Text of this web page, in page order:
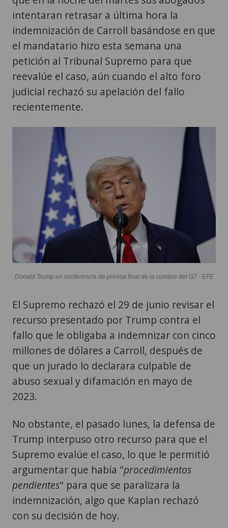
intentaran retrasar a última hora la
indemnización de Carroll basándose en que
el mandatario hizo esta semana una
petición al Tribunal Supremo para que
reevalúe el caso, aún cuando el alto foro
judicial rechazó su apelación del fallo
recientemente.
Donald Trump en conferencia de prensa final de la cumbre del G7 - EFE
El Supremo rechazó el 29 de junio revisar el
recurso presentado por Trump contra el
fallo que le obligaba a indemnizar con cinco
millones de dólares a Carroll, después de
que un jurado lo declarara culpable de
abuso sexual y difamación en mayo de
2023.
No obstante, el pasado lunes, la defensa de
Trump interpuso otro recurso para que el
Supremo evalúe el caso, lo que le permitió
argumentar que había "procedimientos
pendientes" para que se paralizara la
indemnización, algo que Kaplan rechazó
con su decisión de hoy.